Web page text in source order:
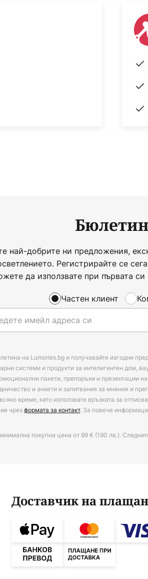
Бюлетин
най-добрите ни предложения,
Регистрирайте се
да използвате при първата
Частен клиент
на Lumories.bg и получавайте изгодни
системи и продукти за интелигентен дом,
пакети, препоръки и презентации
и анкети и запитвания за мнения и
време, като използвате връзката за
чрезформата за контакт. За повече
покупна цена от 99 € (190 лв.).
Доставчик на